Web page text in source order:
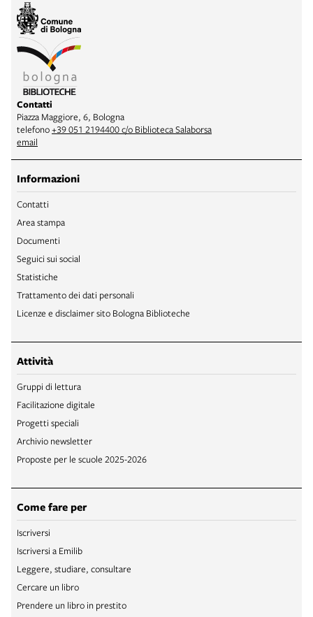
Contatti
Piazza Maggiore, 6, Bologna
telefono+39 051 2194400 c/o Biblioteca Salaborsa
email
Informazioni
Contatti
Area stampa
Documenti
Seguici sui social
Statistiche
Trattamento dei dati personali
Licenze e disclaimer sito Bologna Biblioteche
Attività
Gruppi di lettura
Facilitazione digitale
Progetti speciali
Archivio newsletter
Proposte per le scuole 2025-2026
Come fare per
Iscriversi
Iscriversi a Emilib
Leggere, studiare, consultare
Cercare un libro
Prendere un libro in prestito